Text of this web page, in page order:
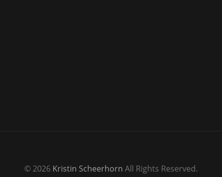
© 2026 Kristin Scheerhorn All Rights Reserved.